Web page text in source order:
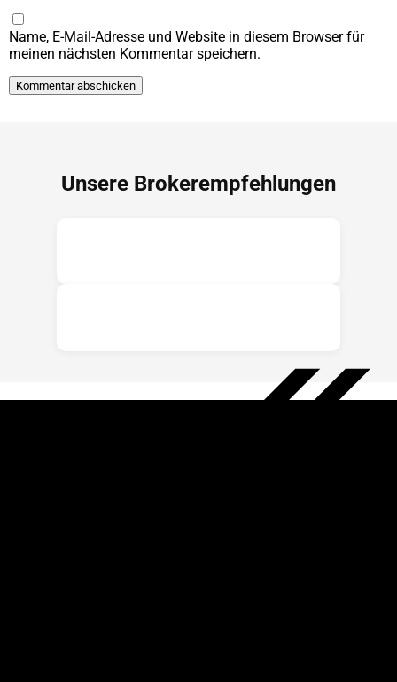
Name, E-Mail-Adresse und Website in diesem Browser für
meinen nächsten Kommentar speichern.
Unsere Brokerempfehlungen